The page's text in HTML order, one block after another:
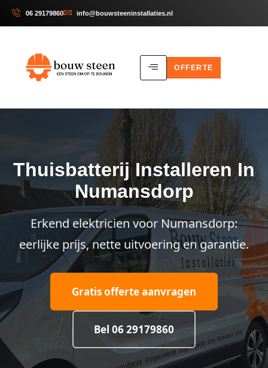
06 29179860 info@bouwsteeninstallaties.nl
OFFERTE
Thuisbatterij Installeren In
Numansdorp
Erkend elektricien voor Numansdorp:
eerlijke prijs, nette uitvoering en garantie.
Gratis offerte aanvragen
Bel 06 29179860